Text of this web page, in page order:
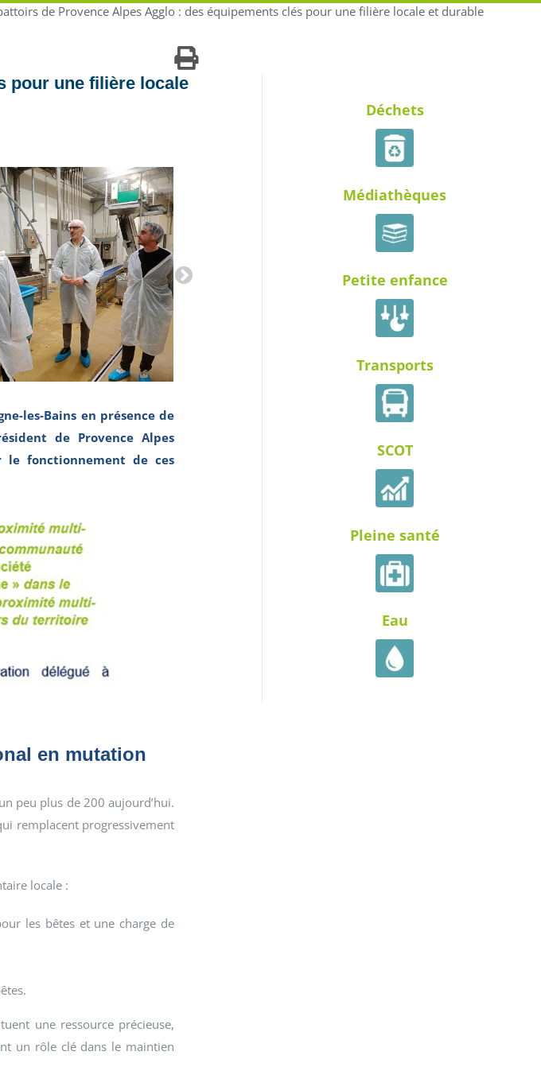
de Provence Alpes Agglo : des équipements clés pour une filière locale et durable
pour une filière locale
les-Bains en présence de
de Provence Alpes
le fonctionnement de ces
en mutation
peu plus de 200 aujourd’hui.
remplacent progressivement
locale :
les bêtes et une charge de
une ressource précieuse,
un rôle clé dans le maintien
Déchets
Médiathèques
Petite enfance
Transports
SCOT
Pleine santé
Eau